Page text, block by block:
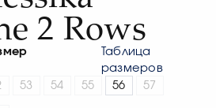
2 Rows
Таблица
размеров
53 54 55 56 57